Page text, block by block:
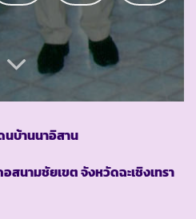
นบ้านนาอิสาน
สนามชัยเขต จังหวัดฉะเชิงเทรา